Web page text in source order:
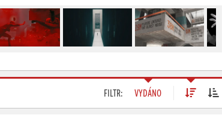
FILTR: VYDÁNO